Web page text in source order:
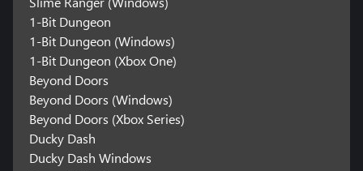
1-Bit Dungeon
1-Bit Dungeon (Windows)
1-Bit Dungeon (Xbox One)
Beyond Doors
Beyond Doors (Windows)
Beyond Doors (Xbox Series)
Ducky Dash
Ducky Dash Windows